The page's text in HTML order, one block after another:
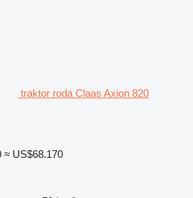
traktor roda Claas Axion 820
≈ US$68.170